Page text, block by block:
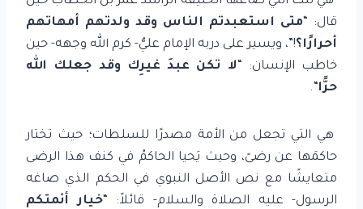
قال: “متى استعبدتم الناس وقد ولدتهم أمهاتهم
أحرارًا؟!”، ويسير على دربه الإمام عليٌّ- كرم الله وجهه- حين
خاطب الإنسان: “لا تكن عبدَ غيرِك وقد جعلك الله
حرًّا“.
هي التي تجعل من الأمة مصدرًا للسلطات؛ حيث تختار
حاكمَها عن رضىً، وحيث يَحيا الحاكمُ في كنف هذا الرضى
متعايشًا مع نص الأصل النبوي في الحكم الذي صاغه
الرسول- عليه الصلاة والسلام- قائلاً: “خيار أئمتكم